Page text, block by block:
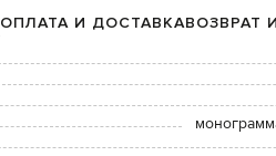
ОПЛАТА И ДОСТАВКАВОЗВРАТ